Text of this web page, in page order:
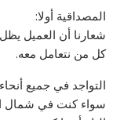
المصداقية أولا:
شعارنا أن العميل
كل من نتعامل معه.
التواجد في جميع
سواء كنت في شمال